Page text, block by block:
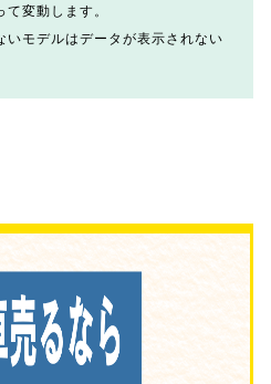
変動します。
いモデルはデータが表示されない